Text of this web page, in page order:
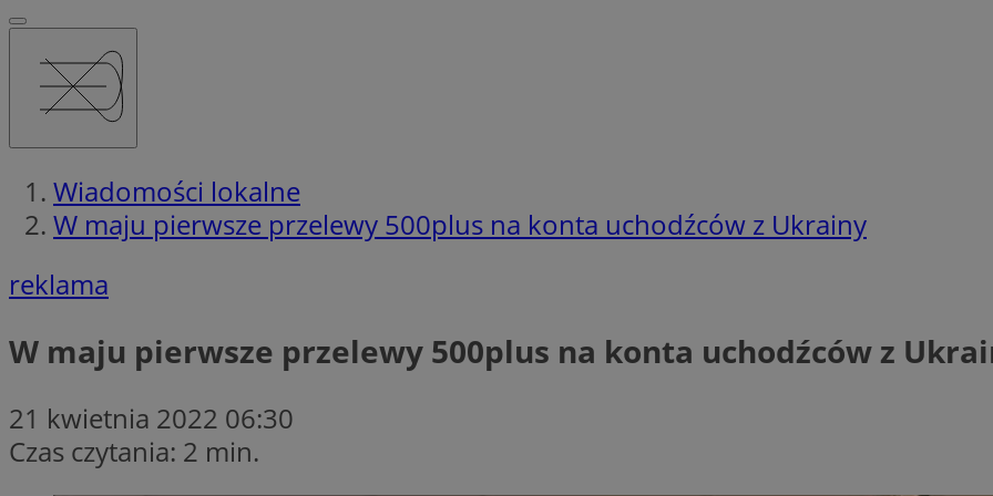
Wiadomości lokalne
W maju pierwsze przelewy 500plus na konta uchodźców z Ukrainy
reklama
W maju pierwsze przelewy 500plus na konta uchodźców z
21 kwietnia 2022 06:30
Czas czytania: 2 min.